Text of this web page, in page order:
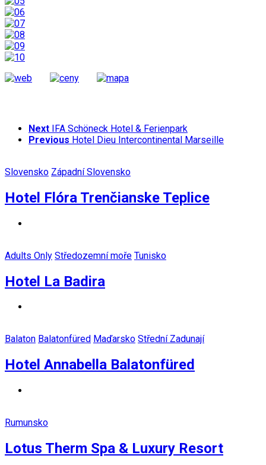
Next IFA Schöneck Hotel & Ferienpark
Previous Hotel Dieu Intercontinental Marseille
Slovensko Západní Slovensko
Hotel Flóra Trenčianske Teplice
Adults Only Středozemní moře Tunisko
Hotel La Badira
Balaton Balatonfüred Maďarsko Střední Zadunají
Hotel Annabella Balatonfüred
Rumunsko
Lotus Therm Spa & Luxury Resort